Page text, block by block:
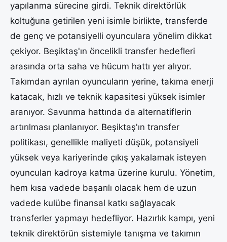
yapılanma sürecine girdi. Teknik direktörlük
koltuğuna getirilen yeni isimle birlikte, transferde
de genç ve potansiyelli oyunculara yönelim dikkat
çekiyor. Beşiktaş'ın öncelikli transfer hedefleri
arasında orta saha ve hücum hattı yer alıyor.
Takımdan ayrılan oyuncuların yerine, takıma enerji
katacak, hızlı ve teknik kapasitesi yüksek isimler
aranıyor. Savunma hattında da alternatiflerin
artırılması planlanıyor. Beşiktaş'ın transfer
politikası, genellikle maliyeti düşük, potansiyeli
yüksek veya kariyerinde çıkış yakalamak isteyen
oyuncuları kadroya katma üzerine kurulu. Yönetim,
hem kısa vadede başarılı olacak hem de uzun
vadede kulübe finansal katkı sağlayacak
transferler yapmayı hedefliyor. Hazırlık kampı, yeni
teknik direktörün sistemiyle tanışma ve takımın